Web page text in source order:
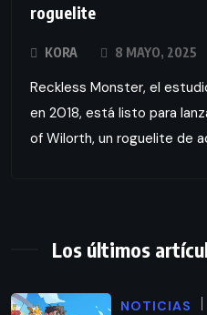
roguelite
KORA 8 MAYO, 2025
Reckless Monster, el
en 2018, está listo para
of Wilorth, un roguelite de
Los últimos
NOTICIAS